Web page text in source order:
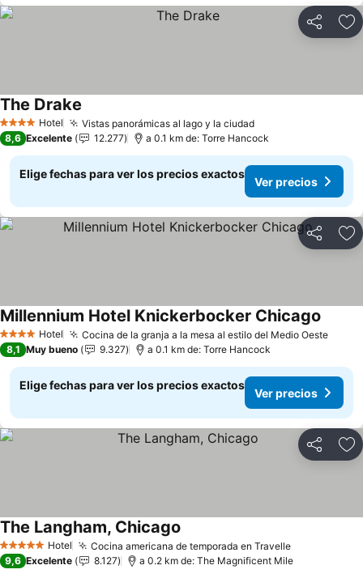
Compartir
4 EstrellasHotel Vistas panorámicas al lago y la ciudad
The Drake
8,6 Excelente 12.277 a 0.1 km de: Torre Hancock
Elige fechas para ver los precios exactos
Ver precios
Compartir
4 EstrellasHotel Cocina de la granja a la mesa al estilo del Medio Oeste
Millennium Hotel Knickerbocker Chicago
8,1 Muy bueno 9.327 a 0.1 km de: Torre Hancock
Elige fechas para ver los precios exactos
Ver precios
Compartir
5 Estrellas Hotel Cocina americana de temporada en Travelle
The Langham, Chicago
9,6 Excelente 8.127 a 0.2 km de: The Magnificent Mile